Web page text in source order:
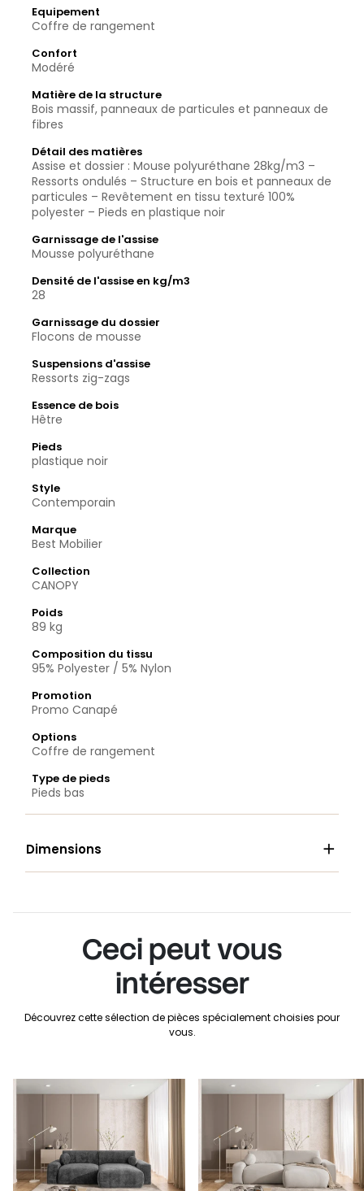
Equipement
Coffre de rangement
Confort
Modéré
Matière de la structure
Bois massif, panneaux de particules et panneaux de
fibres
Détail des matières
Assise et dossier : Mouse polyuréthane 28kg/m3 –
Ressorts ondulés – Structure en bois et panneaux de
particules – Revêtement en tissu texturé 100%
polyester – Pieds en plastique noir
Garnissage de l'assise
Mousse polyuréthane
Densité de l'assise en kg/m3
28
Garnissage du dossier
Flocons de mousse
Suspensions d'assise
Ressorts zig-zags
Essence de bois
Hêtre
Pieds
plastique noir
Style
Contemporain
Marque
Best Mobilier
Collection
CANOPY
Poids
89 kg
Composition du tissu
95% Polyester / 5% Nylon
Promotion
Promo Canapé
Options
Coffre de rangement
Type de pieds
Pieds bas
Dimensions 
Ceci peut vous
intéresser
Découvrez cette sélection de pièces spécialement choisies pour
vous.